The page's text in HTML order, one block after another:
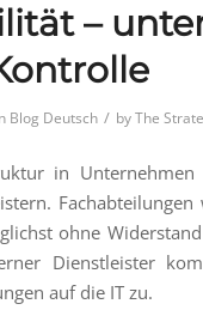
–
Blog Deutsch / byThe
in
ohne
Dienstleister
auf die IT zu.